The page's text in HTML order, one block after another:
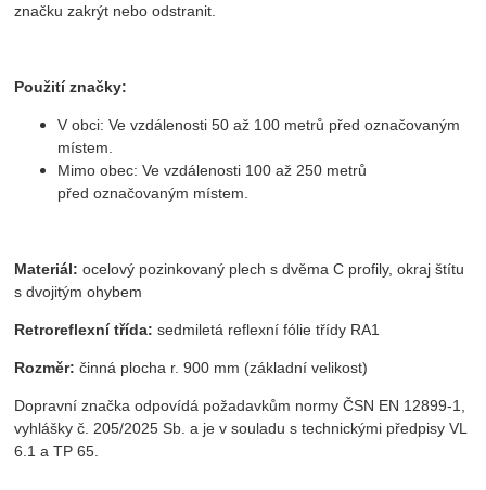
značku zakrýt nebo odstranit.
Použití značky:
V obci: Ve vzdálenosti 50 až 100 metrů před označovaným
místem.
Mimo obec: Ve vzdálenosti 100 až 250 metrů
před označovaným místem.
Materiál: ocelový pozinkovaný plech s dvěma C profily, okraj štítu
s dvojitým ohybem
Retroreflexní třída: sedmiletá reflexní fólie třídy RA1
Rozměr: činná plocha r. 900 mm (základní velikost)
Dopravní značka odpovídá požadavkům normy ČSN EN 12899-1,
vyhlášky č. 205/2025 Sb. a je v souladu s technickými předpisy VL
6.1 a TP 65.